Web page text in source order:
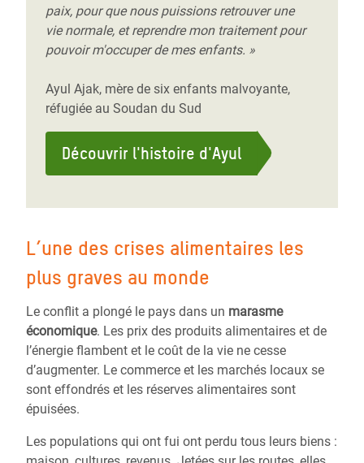
paix, pour que nous puissions retrouver une
vie normale, et reprendre mon traitement pour
pouvoir m'occuper de mes enfants. »
Ayul Ajak, mère de six enfants malvoyante,
réfugiée au Soudan du Sud
Découvrir l'histoire d'Ayul
L’une des crises alimentaires les
plus graves au monde
Le conflit a plongé le pays dans un marasme
économique. Les prix des produits alimentaires et de
l’énergie flambent et le coût de la vie ne cesse
d’augmenter. Le commerce et les marchés locaux se
sont effondrés et les réserves alimentaires sont
épuisées.
Les populations qui ont fui ont perdu tous leurs biens :